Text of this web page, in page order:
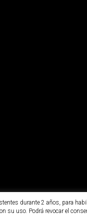
durante 2 años, para
su uso. Podrá revocar el